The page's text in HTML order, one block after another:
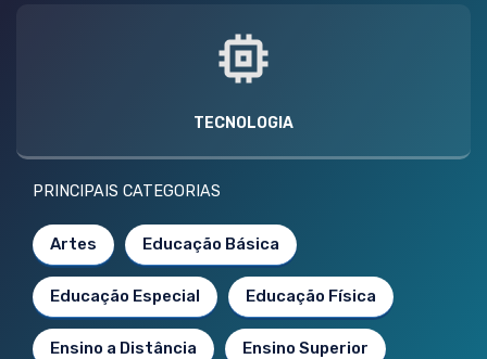
TECNOLOGIA
PRINCIPAIS CATEGORIAS
Artes Educação Básica
Educação Especial Educação Física
Ensino a Distância Ensino Superior